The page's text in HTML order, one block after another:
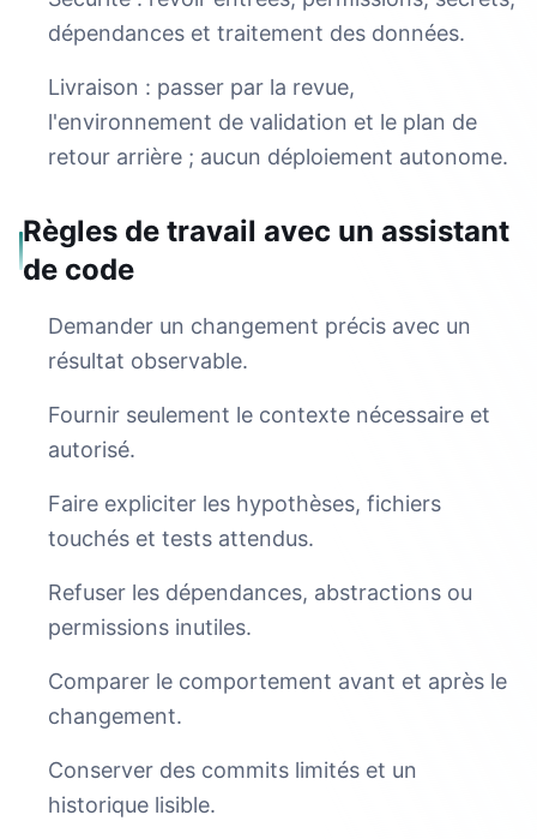
dépendances et traitement des données.
Livraison : passer par la revue,
l'environnement de validation et le plan de
retour arrière ; aucun déploiement autonome.
Règles de travail avec un assistant
de code
Demander un changement précis avec un
résultat observable.
Fournir seulement le contexte nécessaire et
autorisé.
Faire expliciter les hypothèses, fichiers
touchés et tests attendus.
Refuser les dépendances, abstractions ou
permissions inutiles.
Comparer le comportement avant et après le
changement.
Conserver des commits limités et un
historique lisible.